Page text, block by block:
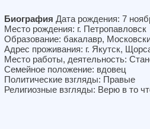
Биография Дата рождения: 7
Место рождения: г. Петропавловск
Образование: бакалавр,
Адрес проживания: г. Якутск,
Место работы, деятельность:
Семейное положение: вдовец
Политические взгляды: Правые
Религиозные взгляды: Верю в то